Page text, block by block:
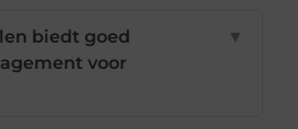
biedt goed
voor
▼